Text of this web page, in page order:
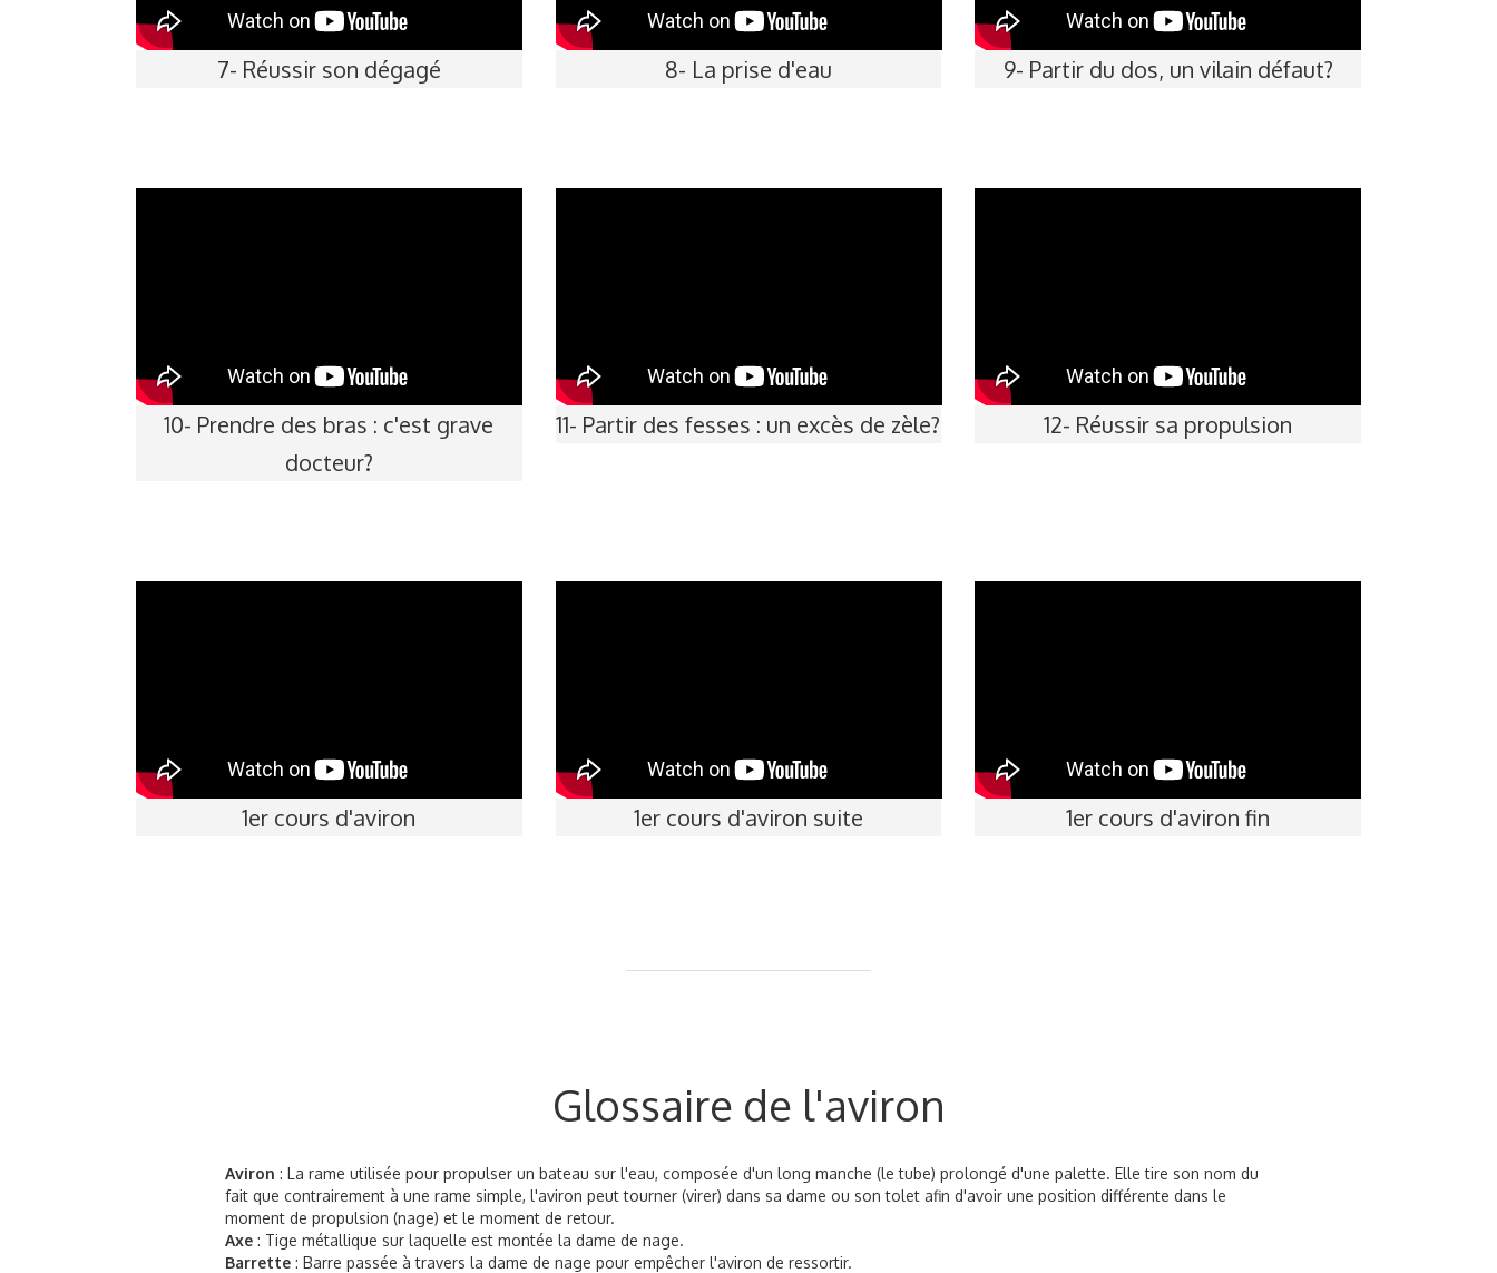
7- Réussir son dégagé 8- La prise d'eau 9- Partir du dos, un vilain défaut?
10- Prendre des bras : c'est grave
docteur?
11- Partir des fesses : un excès de zèle? 12- Réussir sa propulsion
1er cours d'aviron 1er cours d'aviron suite 1er cours d'aviron fin
Glossaire de l'aviron
Aviron : La rame utilisée pour propulser un bateau sur l'eau, composée d'un long manche (le tube) prolongé d'une palette. Elle tire son nom du
fait que contrairement à une rame simple, l'aviron peut tourner (virer) dans sa dame ou son tolet afin d'avoir une position différente dans le
moment de propulsion (nage) et le moment de retour.
Axe : Tige métallique sur laquelle est montée la dame de nage.
Barrette : Barre passée à travers la dame de nage pour empêcher l'aviron de ressortir.